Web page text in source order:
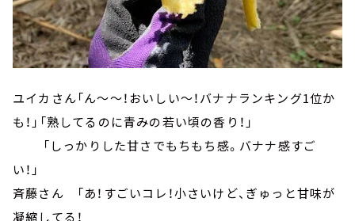
ユイカさん「ん～～！おいしい～！バナナランキング1位か
も！」「熟してるのに青みの若い頃の香り！」
「しっかりした甘さでもちもち感。バナナ感すご
い！」
斉藤さん 「あ！すごいコレ！小さいけど、ぎゅっと甘味が
凝縮してる！